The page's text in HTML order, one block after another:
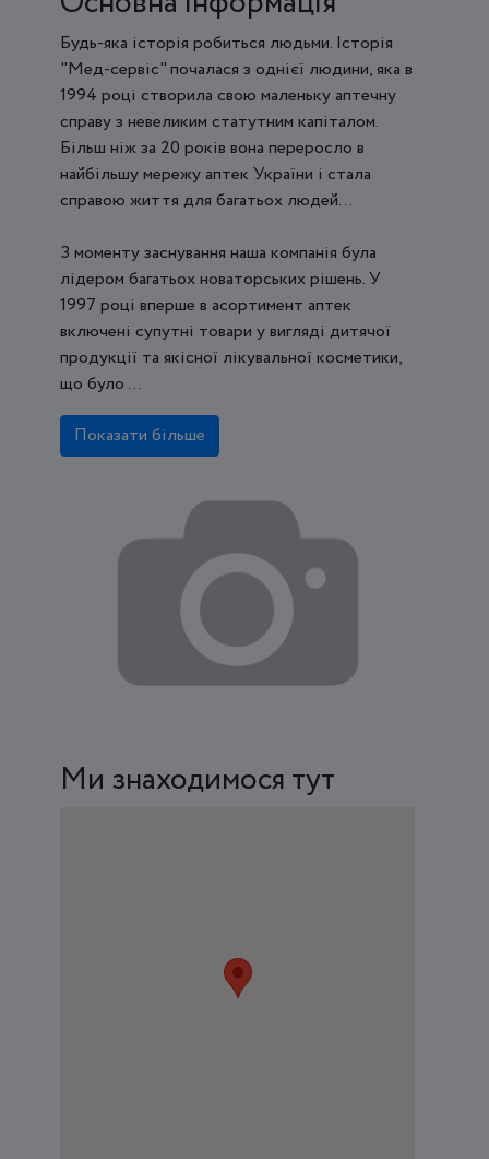
Будь-яка історія робиться людьми. Історія
"Мед-сервіс" почалася з однієї людини, яка в
1994 році створила свою маленьку аптечну
справу з невеликим статутним капіталом.
Більш ніж за 20 років вона переросло в
найбільшу мережу аптек України і стала
справою життя для багатьох людей...
З моменту заснування наша компанія була
лідером багатьох новаторських рішень. У
1997 році вперше в асортимент аптек
включені супутні товари у вигляді дитячої
продукції та якісної лікувальної косметики,
що було ...
Показати більше
Ми знаходимося тут